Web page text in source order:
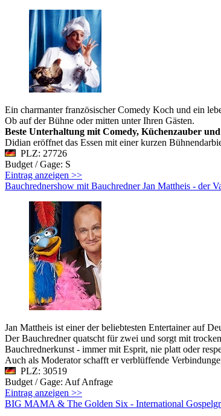
Ein charmanter französischer Comedy Koch und ein
Ob auf der Bühne oder mitten unter Ihren Gästen.
Beste Unterhaltung mit Comedy, Küchenzauber
Didian eröffnet das Essen mit einer kurzen
PLZ: 27726
Budget / Gage: S
Eintrag anzeigen >>
Bauchrednershow mit Bauchredner Jan Mattheis - der
Jan Mattheis ist einer der beliebtesten Entertainer auf
Der Bauchredner quatscht für zwei und sorgt mit
Bauchrednerkunst - immer mit Esprit, nie platt oder
Auch als Moderator schafft er verblüffende
PLZ: 30519
Budget / Gage: Auf Anfrage
Eintrag anzeigen >>
BIG MAMA & The Golden Six - International